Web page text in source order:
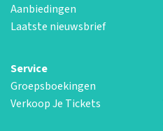
Aanbiedingen
Laatste nieuwsbrief
Service
Groepsboekingen
Verkoop Je Tickets